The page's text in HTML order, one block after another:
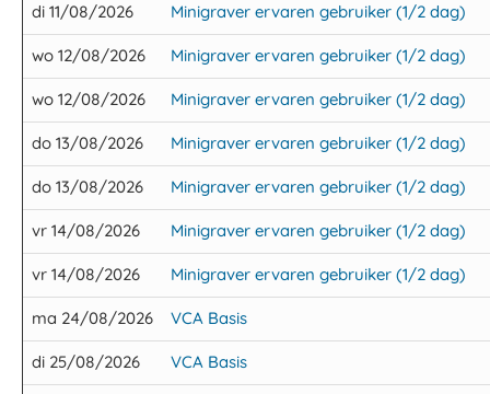
di 11/08/2026 Minigraver ervaren gebruiker (1/2 dag)
wo 12/08/2026 Minigraver ervaren gebruiker (1/2 dag)
wo 12/08/2026 Minigraver ervaren gebruiker (1/2 dag)
do 13/08/2026 Minigraver ervaren gebruiker (1/2 dag)
do 13/08/2026 Minigraver ervaren gebruiker (1/2 dag)
vr 14/08/2026 Minigraver ervaren gebruiker (1/2 dag)
vr 14/08/2026 Minigraver ervaren gebruiker (1/2 dag)
ma 24/08/2026 VCA Basis
di 25/08/2026 VCA Basis